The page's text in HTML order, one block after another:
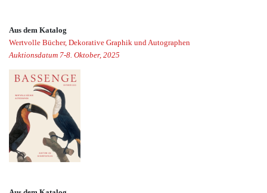
Aus dem Katalog
Wertvolle Bücher, Dekorative Graphik und Autographen
Auktionsdatum 7-8. Oktober, 2025